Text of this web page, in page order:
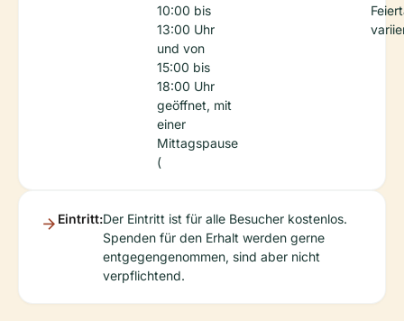
10:00 bis
13:00 Uhr
und von
15:00 bis
18:00 Uhr
geöffnet, mit
einer
Mittagspause
(
Eintritt:Der Eintritt ist für alle Besucher kostenlos.
Spenden für den Erhalt werden gerne
entgegengenommen, sind aber nicht
verpflichtend.